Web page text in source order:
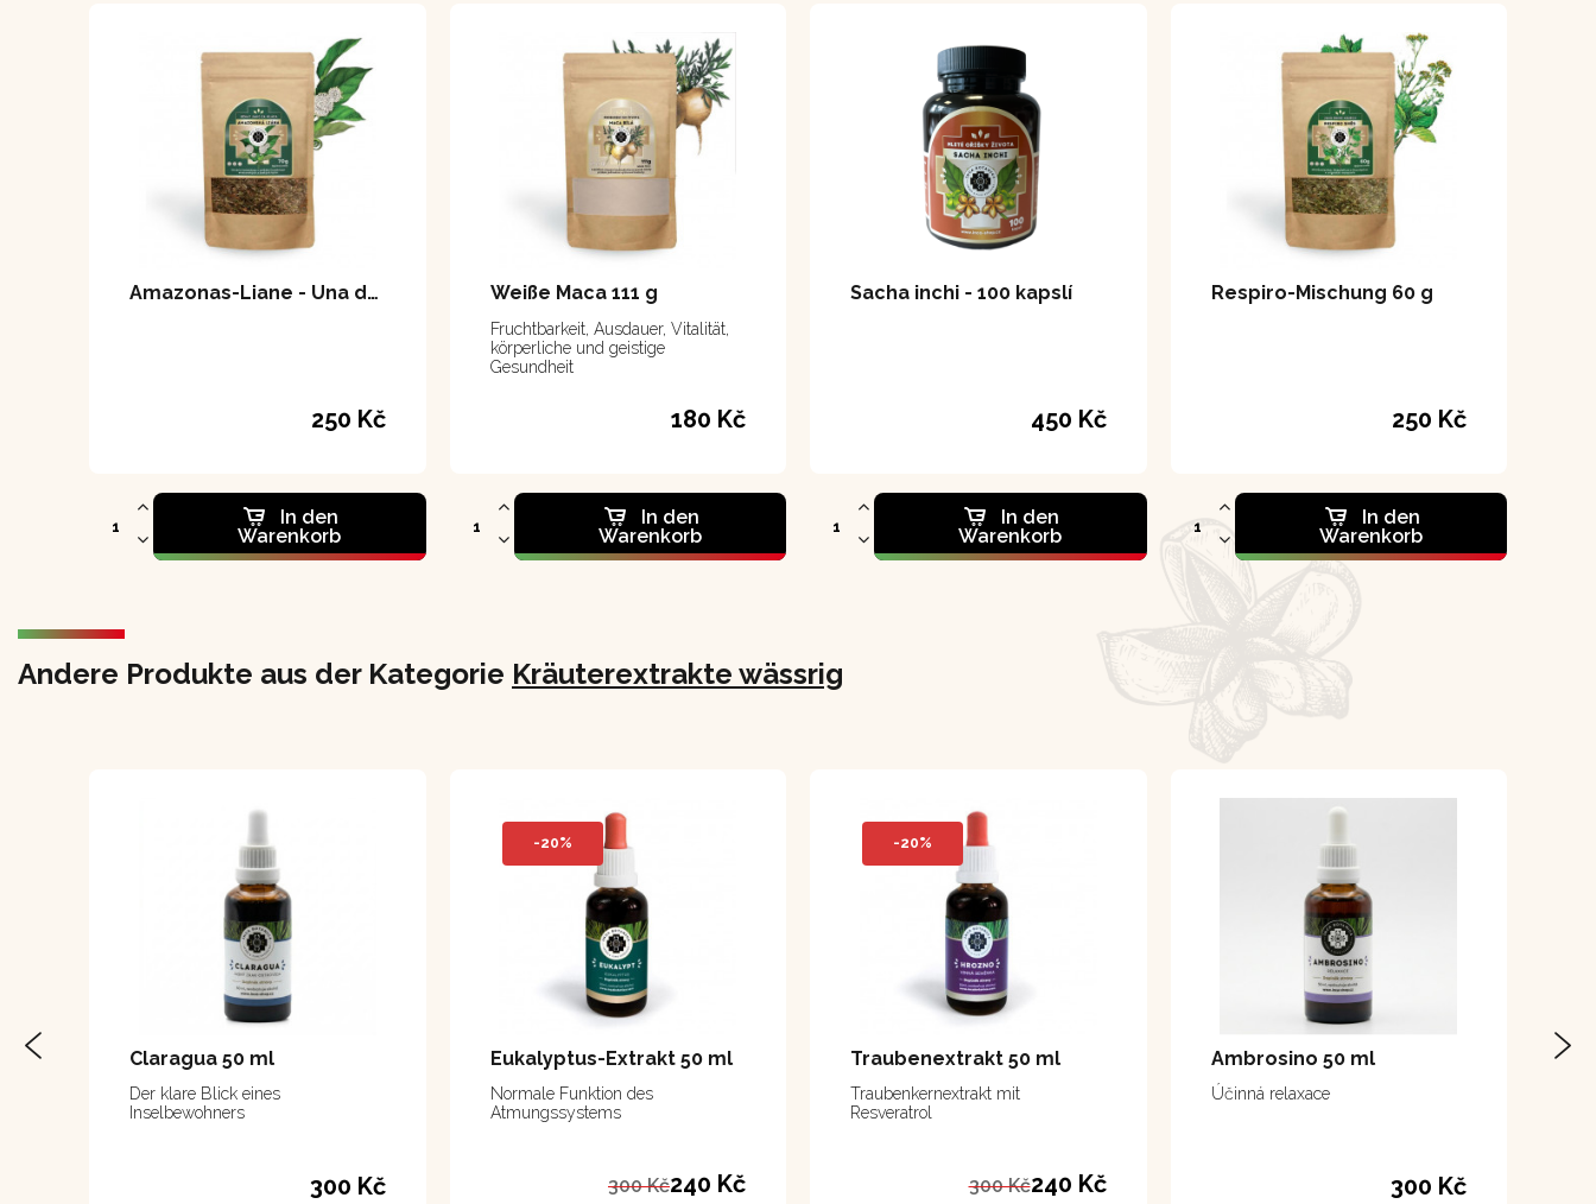
Amazonas-Liane - Una de Gato 70 g
250 Kč
In den
Warenkorb
Weiße Maca 111 g
Fruchtbarkeit, Ausdauer, Vitalität,
körperliche und geistige
Gesundheit
180 Kč
In den
Warenkorb
Sacha inchi - 100 kapslí
450 Kč
In den
Warenkorb
Respiro-Mischung 60 g
250 Kč
In den
Warenkorb
Andere Produkte aus der Kategorie Kräuterextrakte wässrig
Claragua 50 ml
Der klare Blick eines
Inselbewohners
300 Kč
-20%
Eukalyptus-Extrakt 50 ml
Normale Funktion des
Atmungssystems
300 Kč240 Kč
-20%
Traubenextrakt 50 ml
Traubenkernextrakt mit
Resveratrol
300 Kč240 Kč
Ambrosino 50 ml
Účinná relaxace
300 Kč